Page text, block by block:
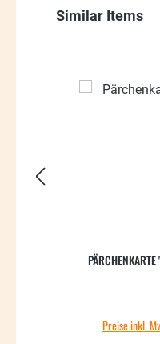
Produktgalerie
Similar Items
Preise inkl.